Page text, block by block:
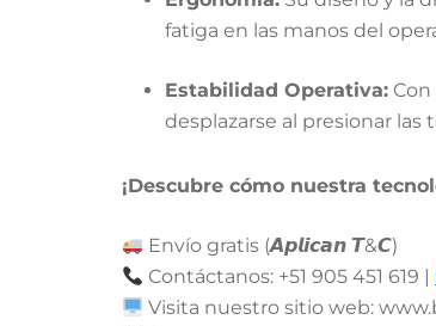
fatiga en las manos del
Estabilidad Operativa:
desplazarse al presionar las
¡Descubre cómo nuestra
Envío gratis (𝘼𝙥𝙡𝙞𝙘𝙖𝙣 𝙏&𝘾)
Contáctanos: +51 905 451 619 |
Visita nuestro sitio web: